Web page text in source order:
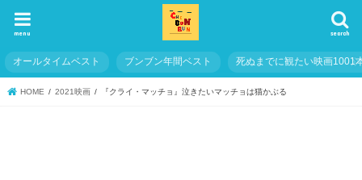
search
menu
オールタイムベスト ブンブン年間ベスト 死ぬまでに観たい映画1001
HOME 2021映画 『クライ・マッチョ』泣きたいマッチョは猫かぶる